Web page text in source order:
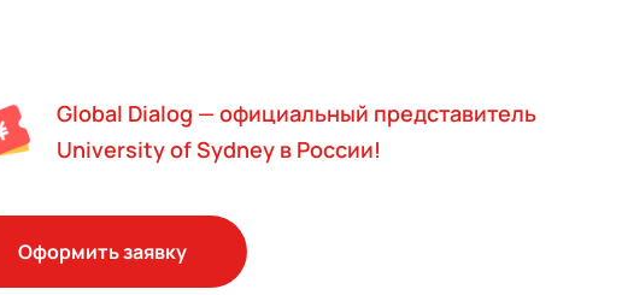
Global Dialog — официальный представитель
University of Sydney в России!
Оформить заявку